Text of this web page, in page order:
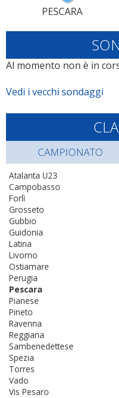
PESCARA
Al momento non è in
Vedi i vecchi sondaggi
CAMPIONATO
Atalanta U23
Campobasso
Forlì
Grosseto
Gubbio
Guidonia
Latina
Livorno
Ostiamare
Perugia
Pescara
Pianese
Pineto
Ravenna
Reggiana
Sambenedettese
Spezia
Torres
Vado
Vis Pesaro